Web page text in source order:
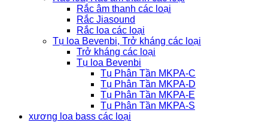
Rắc âm thanh các loại
Rắc Jiasound
Rắc loa các loại
Tụ loa Bevenbi, Trở kháng các loại
Trở kháng các loại
Tụ loa Bevenbi
Tụ Phân Tần MKPA-C
Tụ Phân Tần MKPA-D
Tụ Phân Tần MKPA-E
Tụ Phân Tần MKPA-S
xương loa bass các loại